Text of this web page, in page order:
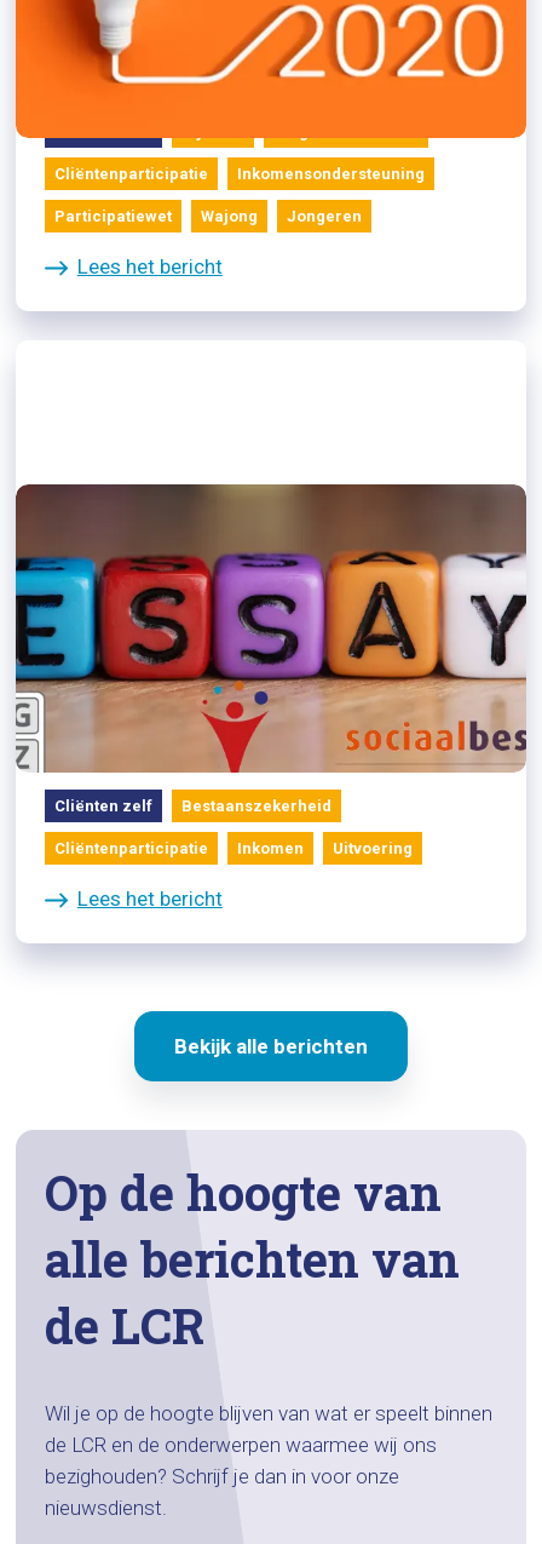
03/01/2020
Blog Amma Asante: vooruit
Cliëntenparticipatie Inkomensondersteuning
Participatiewet Wajong Jongeren
Lees het bericht
07/07/2021
Sociaal Bestek publiceert drie
winnaars essaywedstrijd
Cliënten zelf Bestaanszekerheid
Cliëntenparticipatie Inkomen Uitvoering
Lees het bericht
Bekijk alle berichten
Op de hoogte van
alle berichten van
de LCR
Wil je op de hoogte blijven van wat er speelt binnen
de LCR en de onderwerpen waarmee wij ons
bezighouden? Schrijf je dan in voor onze
nieuwsdienst.